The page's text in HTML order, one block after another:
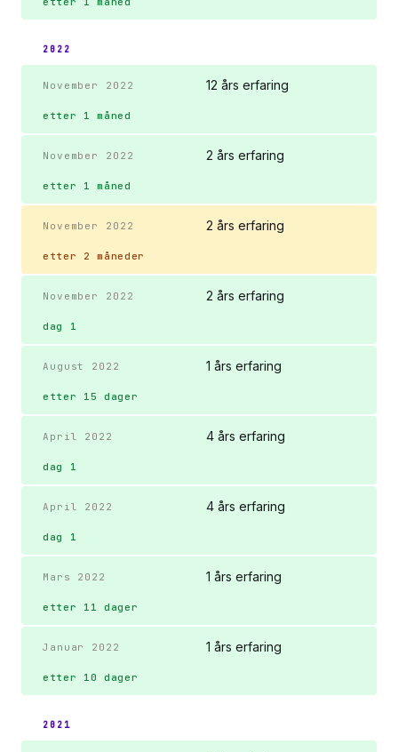
2022
November 2022 12 års erfaring
etter 1 måned
November 2022 2 års erfaring
etter 1 måned
November 2022 2 års erfaring
etter 2 måneder
November 2022 2 års erfaring
dag 1
August 2022 1 års erfaring
etter 15 dager
April 2022 4 års erfaring
dag 1
April 2022 4 års erfaring
dag 1
Mars 2022 1 års erfaring
etter 11 dager
Januar 2022 1 års erfaring
etter 10 dager
2021